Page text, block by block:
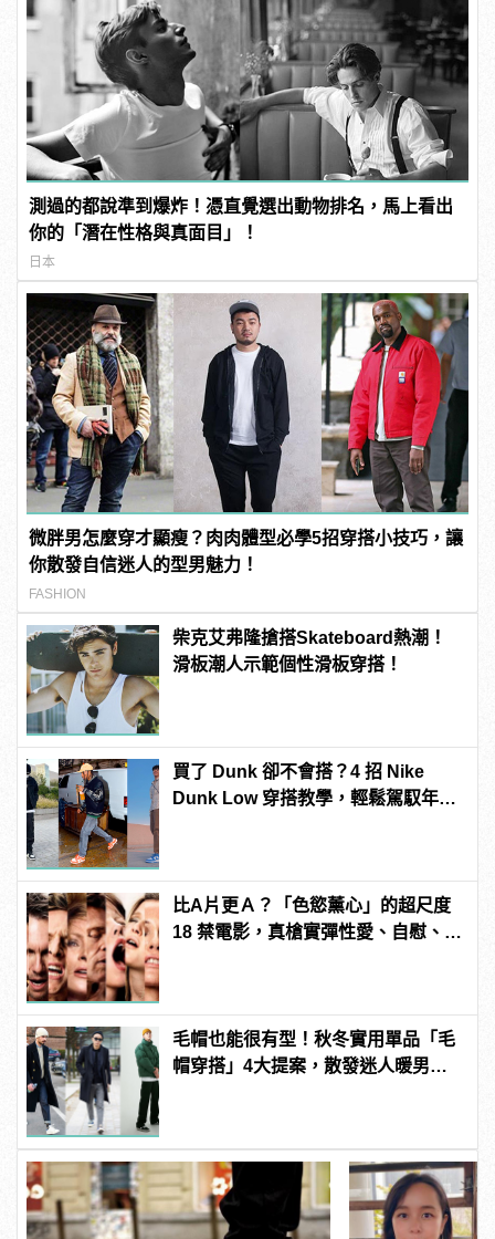
測過的都說準到爆炸！憑直覺選出動物排名，馬上看出
你的「潛在性格與真面目」！
日本
微胖男怎麼穿才顯瘦？肉肉體型必學5招穿搭小技巧，讓
你散發自信迷人的型男魅力！
FASHION
柴克艾弗隆搶搭Skateboard熱潮！
滑板潮人示範個性滑板穿搭！
買了 Dunk 卻不會搭？4 招 Nike
Dunk Low 穿搭教學，輕鬆駕馭年度
比A片更Ａ？「色慾薰心」的超尺度
18 禁電影，真槍實彈性愛、自慰、
毛帽也能很有型！秋冬實用單品「毛
帽穿搭」4大提案，散發迷人暖男魅